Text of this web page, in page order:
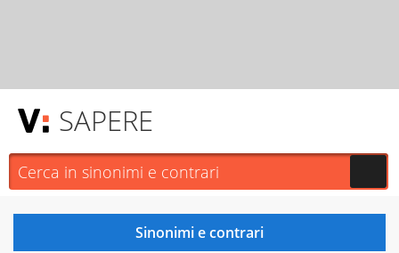
SAPERE